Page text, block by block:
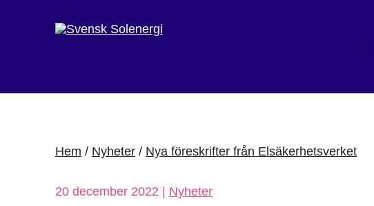
Hem / Nyheter / Nya föreskrifter från Elsäkerhetsverket
20 december 2022 | Nyheter